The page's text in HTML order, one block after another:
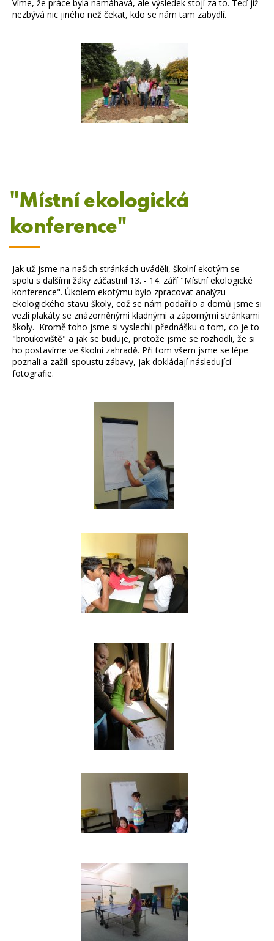
Víme, že práce byla namáhavá, ale výsledek stojí za to. Teď již
nezbývá nic jiného než čekat, kdo se nám tam zabydlí.
"Místní ekologická
konference"
Jak už jsme na našich stránkách uváděli, školní ekotým se
spolu s dalšími žáky zúčastnil 13. - 14. září "Místní ekologické
konference". Úkolem ekotýmu bylo zpracovat analýzu
ekologického stavu školy, což se nám podařilo a domů jsme si
vezli plakáty se znázorněnými kladnými a zápornými stránkami
školy. Kromě toho jsme si vyslechli přednášku o tom, co je to
"broukoviště" a jak se buduje, protože jsme se rozhodli, že si
ho postavíme ve školní zahradě. Při tom všem jsme se lépe
poznali a zažili spoustu zábavy, jak dokládají následující
fotografie.